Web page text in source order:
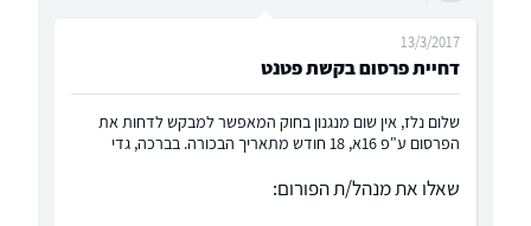
דחיית פרסום בקשת פטנט
13/3/2017
שלום נלז, אין שום מנגנון בחוק המאפשר למבקש לדחות את
הפרסום ע"פ 16א, 18 חודש מתאריך הבכורה. בברכה, גדי
שאלו את מנהל/ת הפורום: